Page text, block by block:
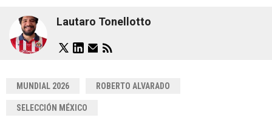
Lautaro Tonellotto
MUNDIAL 2026 ROBERTO ALVARADO
SELECCIÓN MÉXICO